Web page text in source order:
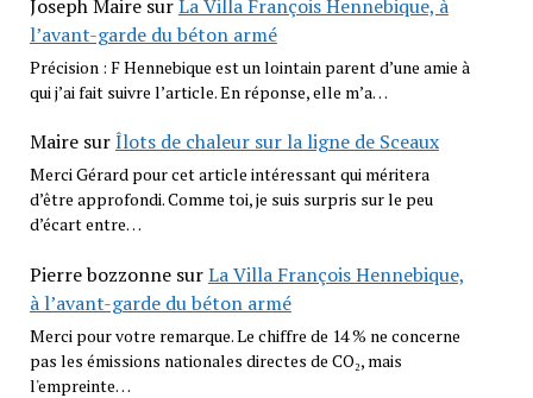
Joseph MairesurLa Villa François Hennebique, à
l’avant-garde du béton armé
Précision : F Hennebique est un lointain parent d’une amie à
qui j’ai fait suivre l’article. En réponse, elle m’a…
MairesurÎlots de chaleur sur la ligne de Sceaux
Merci Gérard pour cet article intéressant qui méritera
d’être approfondi. Comme toi, je suis surpris sur le peu
d’écart entre…
Pierre bozzonnesurLa Villa François Hennebique,
à l’avant-garde du béton armé
Merci pour votre remarque. Le chiffre de 14 % ne concerne
pas les émissions nationales directes de CO₂, mais
l'empreinte…